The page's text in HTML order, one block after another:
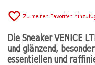
favorite_border Zu meinen Favoriten
Die Sneaker VENICE
und glänzend,
essentiellen und